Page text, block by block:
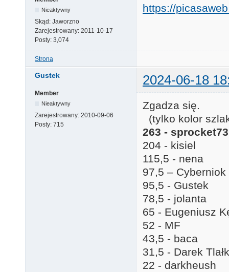
Nieaktywny
Skąd: Jaworzno
Zarejestrowany: 2011-10-17
Posty: 3,074
https://
Strona
Gustek 2024-06-18
Member
Nieaktywny
Zarejestrowany: 2010-09-06
Posty: 715
Zgadza się.
(tylko kolor
263 - sprocket73
204 - kisiel
115,5 - nena
97,5 – Cyberniok
95,5 - Gustek
78,5 - jolanta
65 - Eugeniusz
52 - MF
43,5 - baca
31,5 - Darek
22 - darkheush